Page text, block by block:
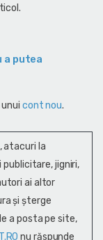
a putea
cont nou.
atacuri la
jigniri,
ai altor
și şterge
a posta pe site,
nu răspunde